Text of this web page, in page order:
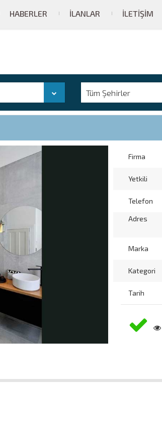
HABERLER İLANLAR İLETIŞIM
Tüm Şehirler
Firma
Yetkili
Telefon
Adres
Marka
Kategori
Tarih